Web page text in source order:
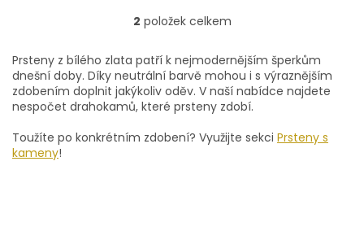
O
l
á
d
a
í
2 položek celkem
Prsteny z bílého zlata patří k nejmodernějším šperkům
dnešní doby. Díky neutrální barvě mohou i s výraznějším
zdobením doplnit jakýkoliv oděv. V naší nabídce najdete
nespočet drahokamů, které prsteny zdobí.
Toužíte po konkrétním zdobení? Využijte sekci Prsteny s
kameny!